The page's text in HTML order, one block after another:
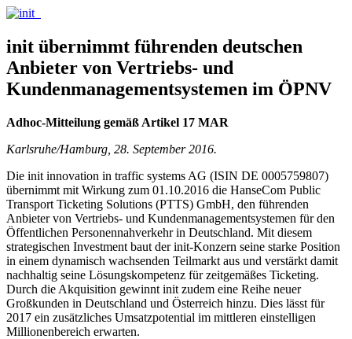
init übernimmt führenden deutschen
Anbieter von Vertriebs- und
Kundenmanagementsystemen im ÖPNV
Adhoc-Mitteilung gemäß Artikel 17 MAR
Karlsruhe/Hamburg, 28. September 2016.
Die init innovation in traffic systems AG (ISIN DE 0005759807)
übernimmt mit Wirkung zum 01.10.2016 die HanseCom Public
Transport Ticketing Solutions (PTTS) GmbH, den führenden
Anbieter von Vertriebs- und Kundenmanagementsystemen für den
Öffentlichen Personennahverkehr in Deutschland. Mit diesem
strategischen Investment baut der init-Konzern seine starke Position
in einem dynamisch wachsenden Teilmarkt aus und verstärkt damit
nachhaltig seine Lösungskompetenz für zeitgemäßes Ticketing.
Durch die Akquisition gewinnt init zudem eine Reihe neuer
Großkunden in Deutschland und Österreich hinzu. Dies lässt für
2017 ein zusätzliches Umsatzpotential im mittleren einstelligen
Millionenbereich erwarten.